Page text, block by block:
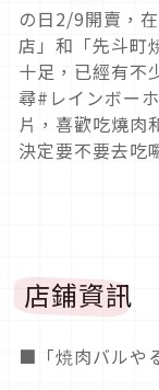
の日2/9開賣，
店」和「先斗町
十足，已經有不
尋#レインボー
片，喜歡吃燒肉
決定要不要去吃
店鋪資訊
■「焼肉バルや